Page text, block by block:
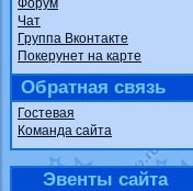
Форум
Чат
Группа Вконтакте
Покерунет на карте
Обратная связь
Гостевая
Команда сайта
Эвенты сайта